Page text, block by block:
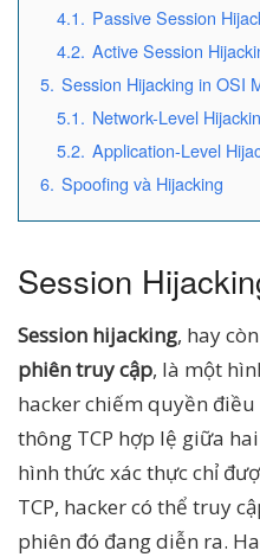
4.1. Passive Session
4.2. Active Session
5. Session Hijacking in OSI
5.1. Network-Level
5.2. Application-Level
6. Spoofing và Hijacking
Session
Session hijacking, hay
phiên truy cập, là một
hacker chiếm quyền
thông TCP hợp lệ giữa
hình thức xác thực chỉ
TCP, hacker có thể truy
phiên đó đang diễn ra.